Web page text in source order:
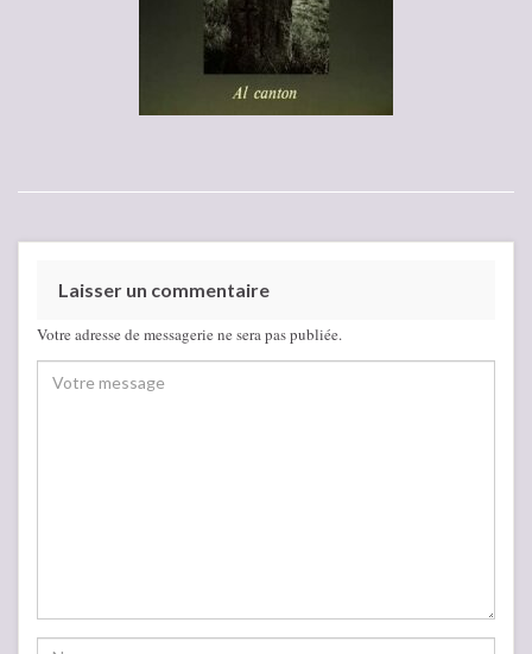
Laisser un commentaire
Votre adresse de messagerie ne sera pas publiée.